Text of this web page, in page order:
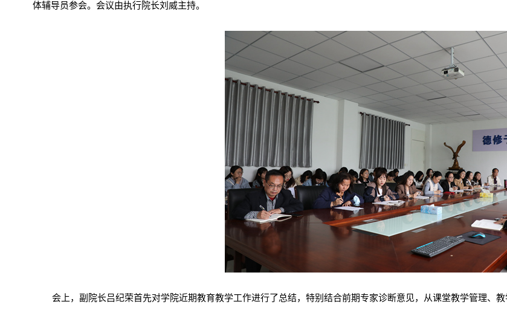
体辅导员参会。会议由执行院长刘威主持。
会上，副院长吕纪荣首先对学院近期教育教学工作进行了总结，特别结合前期专家诊断意见，从课堂教学管理、